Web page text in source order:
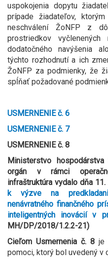
uspokojenia dopytu
prípade žiadateľov,
neschválení ŽoNFP z
prostriedkov
dodatočného navýšenia
týchto rozhodnutí a ich
ŽoNFP za podmienky, že
spĺňať požadované
USMERNENIE č. 6
USMERNENIE č. 7
USMERNENIE č. 8
Ministerstvo
orgán v rámci
infraštruktúravydalo dňa
k výzve
na
nenávratného finančného
inteligentných inovácií v
MH/DP/2018/1.2.2-21)
Cieľom Usmernenia č. 8 je
pomoci, ktorý bol uvedený v